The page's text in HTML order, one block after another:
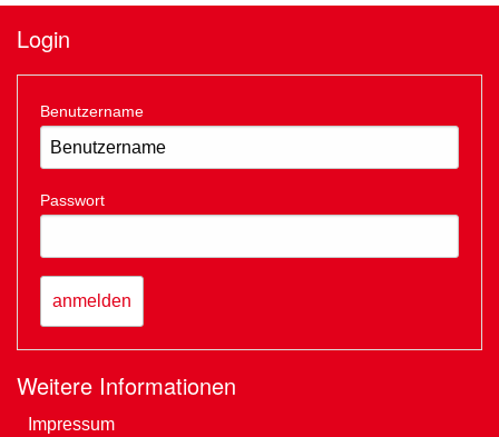
Login
Benutzername
Passwort
Weitere Informationen
Impressum